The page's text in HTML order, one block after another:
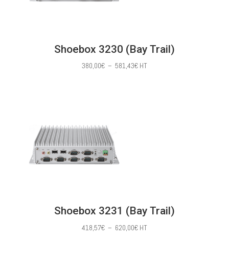
Shoebox 3230 (Bay Trail)
380,00€ – 581,43€Plage
HT
Shoebox 3231 (Bay Trail)
418,57€ – 620,00€Plage
HT